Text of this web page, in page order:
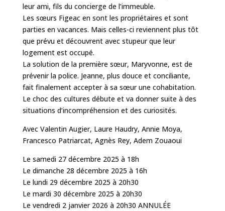
leur ami, fils du concierge de l’immeuble.
Les sœurs Figeac en sont les propriétaires et sont
parties en vacances. Mais celles-ci reviennent plus tôt
que prévu et découvrent avec stupeur que leur
logement est occupé.
La solution de la première sœur, Maryvonne, est de
prévenir la police. Jeanne, plus douce et conciliante,
fait finalement accepter à sa sœur une cohabitation.
Le choc des cultures débute et va donner suite à des
situations d’incompréhension et des curiosités.
Avec Valentin Augier, Laure Haudry, Annie Moya,
Francesco Patriarcat, Agnès Rey, Adem Zouaoui
Le samedi 27 décembre 2025 à 18h
Le dimanche 28 décembre 2025 à 16h
Le lundi 29 décembre 2025 à 20h30
Le mardi 30 décembre 2025 à 20h30
Le vendredi 2 janvier 2026 à 20h30 ANNULÉE